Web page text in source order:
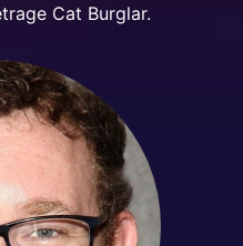
Cat Burglar.